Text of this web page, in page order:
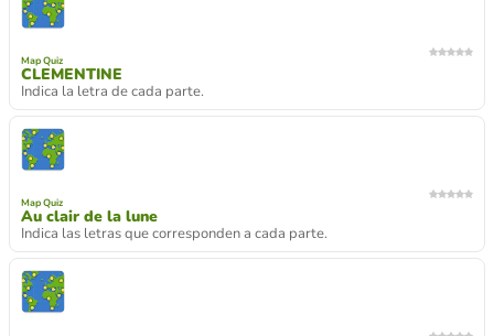
Map Quiz
CLEMENTINE
Indica la letra de cada parte.
Map Quiz
Au clair de la lune
Indica las letras que corresponden a cada parte.